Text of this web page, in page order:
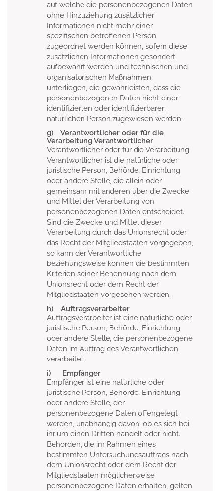
auf welche die personenbezogenen Daten
ohne Hinzuziehung zusätzlicher
Informationen nicht mehr einer
spezifischen betroffenen Person
zugeordnet werden können, sofern diese
zusätzlichen Informationen gesondert
aufbewahrt werden und technischen und
organisatorischen Maßnahmen
unterliegen, die gewährleisten, dass die
personenbezogenen Daten nicht einer
identifizierten oder identifizierbaren
natürlichen Person zugewiesen werden.
g) Verantwortlicher oder für die
Verarbeitung Verantwortlicher
Verantwortlicher oder für die Verarbeitung
Verantwortlicher ist die natürliche oder
juristische Person, Behörde, Einrichtung
oder andere Stelle, die allein oder
gemeinsam mit anderen über die Zwecke
und Mittel der Verarbeitung von
personenbezogenen Daten entscheidet.
Sind die Zwecke und Mittel dieser
Verarbeitung durch das Unionsrecht oder
das Recht der Mitgliedstaaten vorgegeben,
so kann der Verantwortliche
beziehungsweise können die bestimmten
Kriterien seiner Benennung nach dem
Unionsrecht oder dem Recht der
Mitgliedstaaten vorgesehen werden.
h) Auftragsverarbeiter
Auftragsverarbeiter ist eine natürliche oder
juristische Person, Behörde, Einrichtung
oder andere Stelle, die personenbezogene
Daten im Auftrag des Verantwortlichen
verarbeitet.
i) Empfänger
Empfänger ist eine natürliche oder
juristische Person, Behörde, Einrichtung
oder andere Stelle, der
personenbezogene Daten offengelegt
werden, unabhängig davon, ob es sich bei
ihr um einen Dritten handelt oder nicht.
Behörden, die im Rahmen eines
bestimmten Untersuchungsauftrags nach
dem Unionsrecht oder dem Recht der
Mitgliedstaaten möglicherweise
personenbezogene Daten erhalten, gelten